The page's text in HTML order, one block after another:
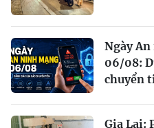
Ngày
06/08:
chuyển
Gia Lai: